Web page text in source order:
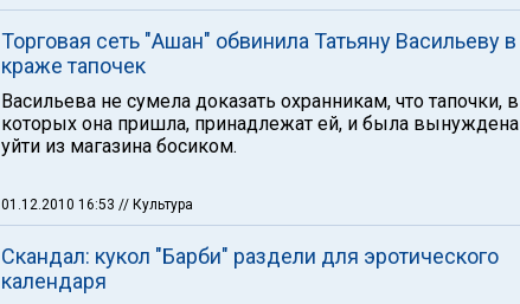
Торговая сеть "Ашан" обвинила Татьяну Васильеву в
краже тапочек
Васильева не сумела доказать охранникам, что тапочки, в
которых она пришла, принадлежат ей, и была вынуждена
уйти из магазина босиком.
01.12.2010 16:53 // Культура
Скандал: кукол "Барби" раздели для эротического
календаря